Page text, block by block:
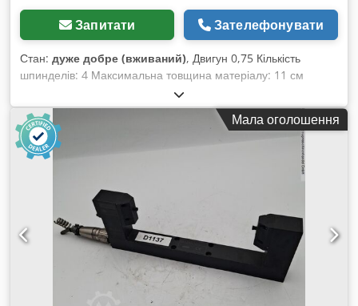
Запитати Зателефонувати
Стан: дуже добре (вживаний), Двигун 0,75 Кількість
шпинделів: 4 Максимальна товщина матеріалу: 11 см
Credpjtrtz Tjfx Acljf Кількість храповиків: 3
Мала оголошення